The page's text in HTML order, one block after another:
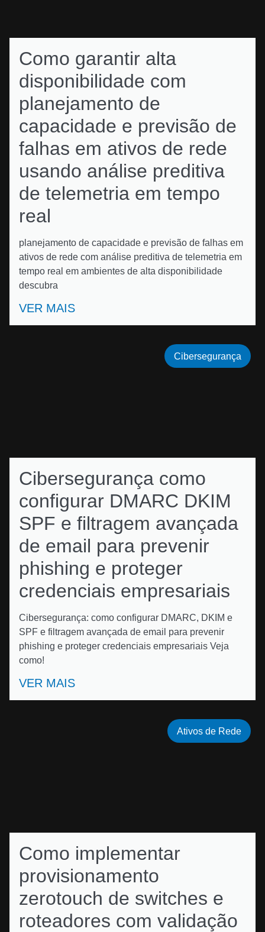
Como garantir alta
disponibilidade com
planejamento de
capacidade e previsão de
falhas em ativos de rede
usando análise preditiva
de telemetria em tempo
real
planejamento de capacidade e previsão de falhas em
ativos de rede com análise preditiva de telemetria em
tempo real em ambientes de alta disponibilidade
descubra
VER MAIS
Cibersegurança como
configurar DMARC DKIM
SPF e filtragem avançada
de email para prevenir
phishing e proteger
credenciais empresariais
Cibersegurança: como configurar DMARC, DKIM e
SPF e filtragem avançada de email para prevenir
phishing e proteger credenciais empresariais Veja
como!
VER MAIS
Cibersegurança
Como implementar
provisionamento
zerotouch de switches e
roteadores com validação
Ativos de Rede